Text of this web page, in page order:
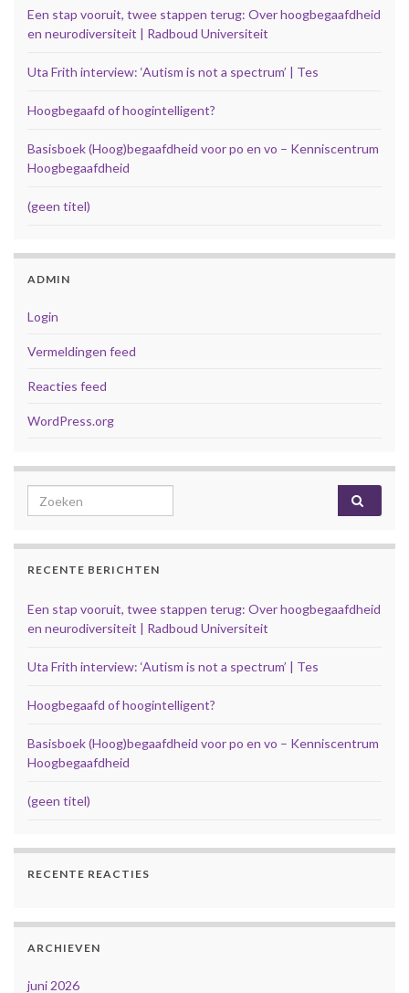
Een stap vooruit, twee stappen terug: Over hoogbegaafdheid
en neurodiversiteit | Radboud Universiteit
Uta Frith interview: ‘Autism is not a spectrum’ | Tes
Hoogbegaafd of hoogintelligent?
Basisboek (Hoog)begaafdheid voor po en vo – Kenniscentrum
Hoogbegaafdheid
(geen titel)
ADMIN
Login
Vermeldingen feed
Reacties feed
WordPress.org
Search for:
RECENTE BERICHTEN
Een stap vooruit, twee stappen terug: Over hoogbegaafdheid
en neurodiversiteit | Radboud Universiteit
Uta Frith interview: ‘Autism is not a spectrum’ | Tes
Hoogbegaafd of hoogintelligent?
Basisboek (Hoog)begaafdheid voor po en vo – Kenniscentrum
Hoogbegaafdheid
(geen titel)
RECENTE REACTIES
ARCHIEVEN
juni 2026